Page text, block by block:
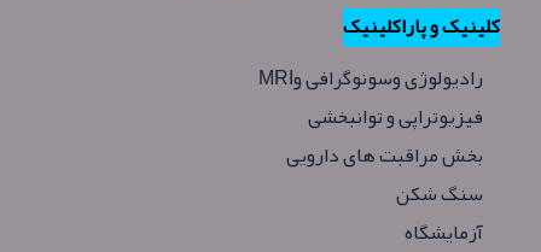
کلینیک و پاراکلینیک
رادیولوژی وسونوگرافی وMRI
فیزیوتراپی و توانبخشی
بخش مراقبت های دارویی
سنگ شکن
آزمایشگاه